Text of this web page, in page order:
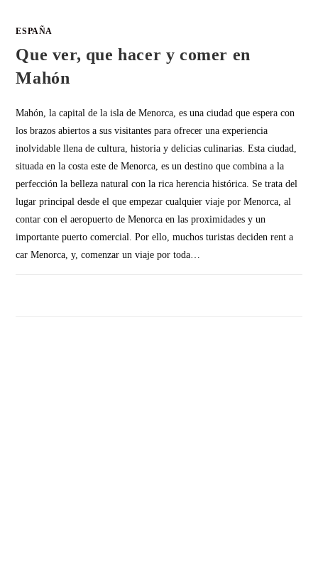
ESPAÑA
Que ver, que hacer y comer en
Mahón
Mahón, la capital de la isla de Menorca, es una ciudad que espera con
los brazos abiertos a sus visitantes para ofrecer una experiencia
inolvidable llena de cultura, historia y delicias culinarias. Esta ciudad,
situada en la costa este de Menorca, es un destino que combina a la
perfección la belleza natural con la rica herencia histórica. Se trata del
lugar principal desde el que empezar cualquier viaje por Menorca, al
contar con el aeropuerto de Menorca en las proximidades y un
importante puerto comercial. Por ello, muchos turistas deciden rent a
car Menorca, y, comenzar un viaje por toda…